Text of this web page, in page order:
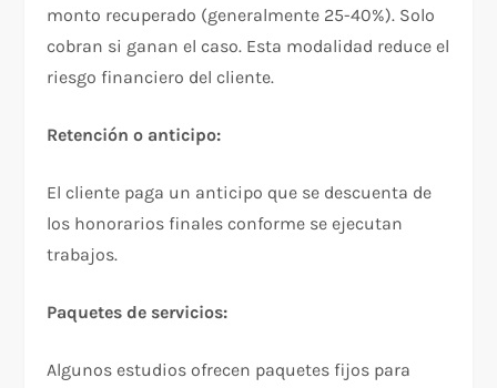
monto recuperado (generalmente 25-40%). Solo
cobran si ganan el caso. Esta modalidad reduce el
riesgo financiero del cliente.​
Retención o anticipo:
El cliente paga un anticipo que se descuenta de
los honorarios finales conforme se ejecutan
trabajos.​
Paquetes de servicios:
Algunos estudios ofrecen paquetes fijos para